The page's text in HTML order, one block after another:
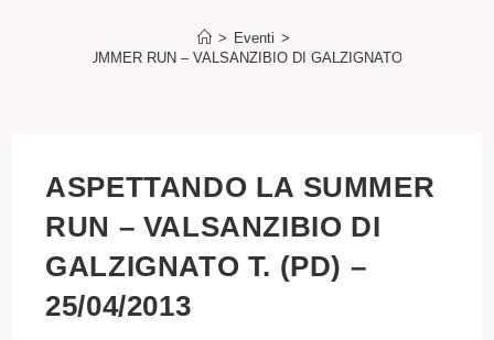
> Eventi >
LA SUMMER RUN – VALSANZIBIO DI GALZIGNATO T. (PD) – 25/
ASPETTANDO LA SUMMER
RUN – VALSANZIBIO DI
GALZIGNATO T. (PD) –
25/04/2013